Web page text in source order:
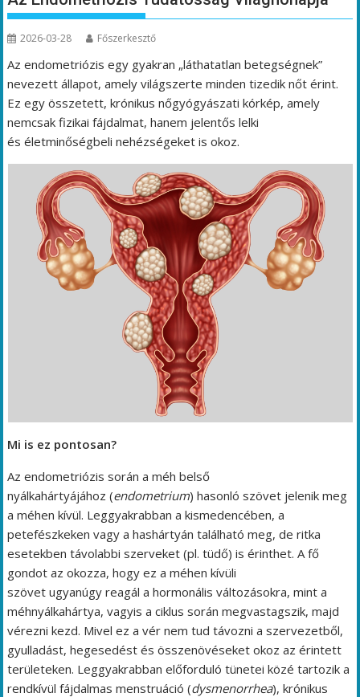
2026-03-28 Főszerkesztő
Az endometriózis egy gyakran „láthatatlan betegségnek”
nevezett állapot, amely világszerte minden tizedik nőt érint.
Ez egy összetett, krónikus nőgyógyászati kórkép, amely
nemcsak fizikai fájdalmat, hanem jelentős lelki
és életminőségbeli nehézségeket is okoz.
Mi is ez pontosan?
Az endometriózis során a méh belső
nyálkahártyájához (endometrium) hasonló szövet jelenik meg
a méhen kívül. Leggyakrabban a kismedencében, a
petefészkeken vagy a hashártyán található meg, de ritka
esetekben távolabbi szerveket (pl. tüdő) is érinthet. A fő
gondot az okozza, hogy ez a méhen kívüli
szövet ugyanúgy reagál a hormonális változásokra, mint a
méhnyálkahártya, vagyis a ciklus során megvastagszik, majd
vérezni kezd. Mivel ez a vér nem tud távozni a szervezetből,
gyulladást, hegesedést és összenövéseket okoz az érintett
területeken. Leggyakrabban előforduló tünetei közé tartozik a
rendkívül fájdalmas menstruáció (dysmenorrhea), krónikus